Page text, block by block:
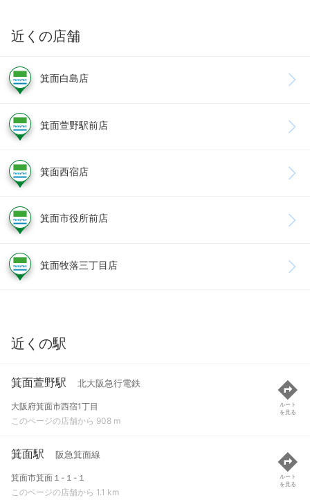
近くの店舗
箕面白島店
箕面萱野駅前店
箕面西宿店
箕面市役所前店
箕面牧落三丁目店
近くの駅
箕面萱野駅 北大阪急行電鉄
大阪府箕面市西宿1丁目
このページの店舗から 908 m
ルート
を見る
箕面駅 阪急箕面線
箕面市箕面１-１-１
このページの店舗から 1.1 km
ルート
を見る